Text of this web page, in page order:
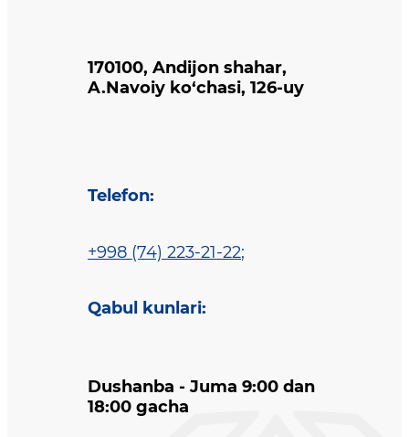
170100, Andijon shahar,
A.Navoiy ko‘chasi, 126-uy
Telefon:
+998 (74) 223-21-22;
Qabul kunlari:
Dushanba - Juma 9:00 dan
18:00 gacha